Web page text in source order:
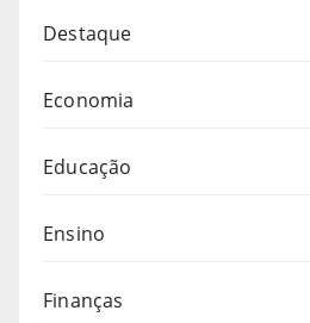
Destaque
Economia
Educação
Ensino
Finanças